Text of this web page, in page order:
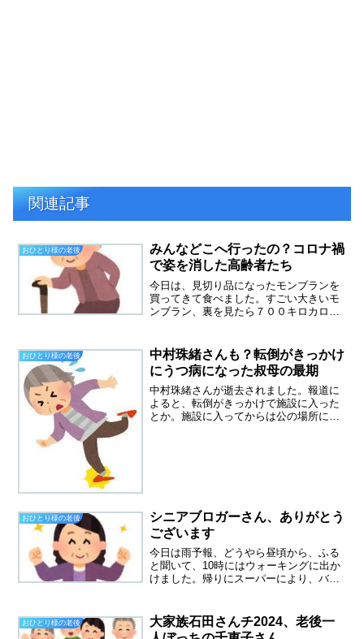
関連記事
おひとり様の老後
みんなどこへ行ったの？コロナ禍
で姿を消した高齢者たち
今日は、見切り品になったモンブランを
買ってきて食べました。すごい大きいモ
ンブラン、裏を見たら７００キロカロリ
と４０代の同僚が真似して買っていきま
した。５０代同僚は、旦那...
おひとり様の老後
中村珠緒さんも？転倒がきっかけ
にうつ病になった叔母の最期
中村珠緒さんが逝去されました。報道に
よると、転倒がきっかけで施設に入った
とか。施設に入ってからは公の場所に姿
おひとり様の老後
シニアブロガーさん、ありがとう
ございます
今日は雨予報、どうやら昼頃から、ふる
と聞いて、10時にはウォーキングに出か
けました。帰りにスーパーにより、バナ
から、一度もエコバッグを持参していま
せん。そういう気持ちの...
おひとり様の老後
大家族石田さんチ2024、老後一